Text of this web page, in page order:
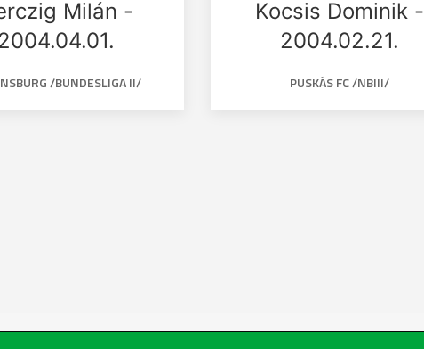
Milán -
/BUNDESLIGA II/
Kocsis Dominik -
2004.02.21.
PUSKÁS FC /NBIII/